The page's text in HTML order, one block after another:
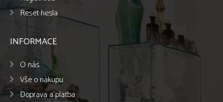
Reset hesla
INFORMACE
O nás
Vše o nákupu
Doprava a platba